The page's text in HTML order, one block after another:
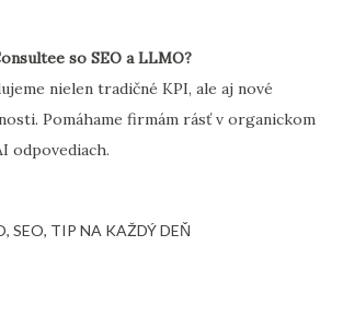
so SEO a LLMO?
nielen tradičné KPI, ale aj nové
Pomáhame firmám rásť v organickom
odpovediach.
SEO TIP NA KAŽDÝ DEŇ